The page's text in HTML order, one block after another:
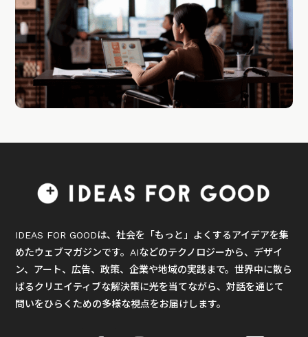
IDEAS FOR GOODは、社会を「もっと」よくするアイデアを集
めたウェブマガジンです。AIなどのテクノロジーから、デザイ
ン、アート、広告、政策、企業や地域の実践まで。世界中に散ら
ばるクリエイティブな解決策に光を当てながら、対話を通じて
問いをひらくための多様な視点をお届けします。